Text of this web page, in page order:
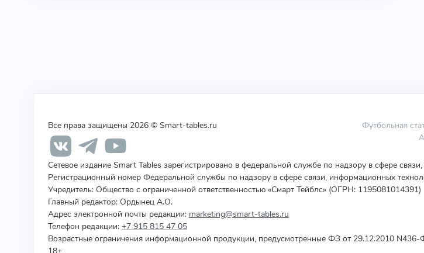
Все права защищены 2026 © Smart-tables.ru Футбольная
Сетевое издание Smart Tables зарегистрировано в федеральной службе по надзору в сфере
Регистрационный номер Федеральной службы по надзору в сфере связи, информационных
Учредитель: Общество с ограниченной ответственностью «Смарт Тейблс» (ОГРН: 1195081014391)
Главный редактор: Ордынец А.О.
Адрес электронной почты редакции: marketing@smart-tables.ru
Телефон редакции: +7 915 815 47 05
Возрастные ограничения информационной продукции, предусмотренные ФЗ от 29.12.2010
18+